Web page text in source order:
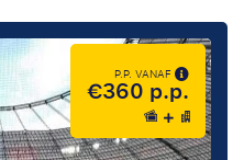
P.P. VANAF
€360 p.p.